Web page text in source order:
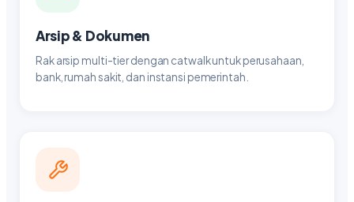
Arsip & Dokumen
Rak arsip multi-tier dengan catwalk untuk perusahaan,
bank, rumah sakit, dan instansi pemerintah.